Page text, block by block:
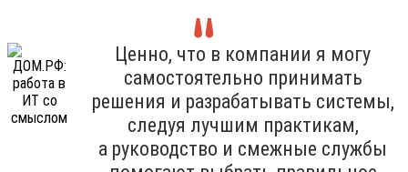
Ценно, что в компании я могу
самостоятельно принимать
решения и разрабатывать системы,
следуя лучшим практикам,
а руководство и смежные службы